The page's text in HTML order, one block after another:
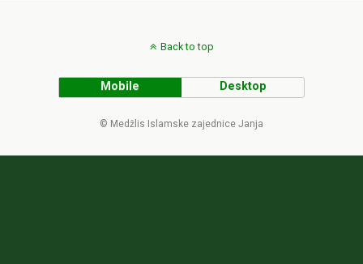
Back to top
Mobile Desktop
© Medžlis Islamske zajednice Janja